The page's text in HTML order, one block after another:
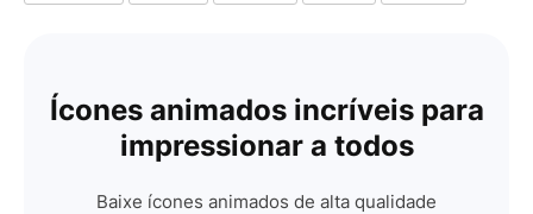
Ícones animados incríveis para
impressionar a todos
Baixe ícones animados de alta qualidade